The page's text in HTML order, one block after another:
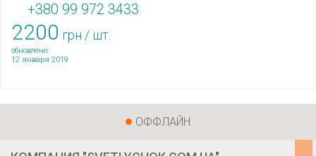
+380 99 972 3433
2200 грн / шт.
обновлено:
12 января 2019
ОФФЛАЙН